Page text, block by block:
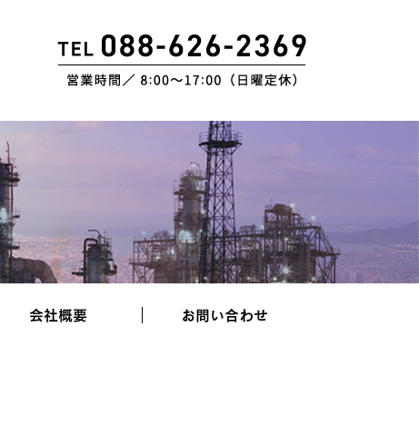
会社概要 お問い合わせ